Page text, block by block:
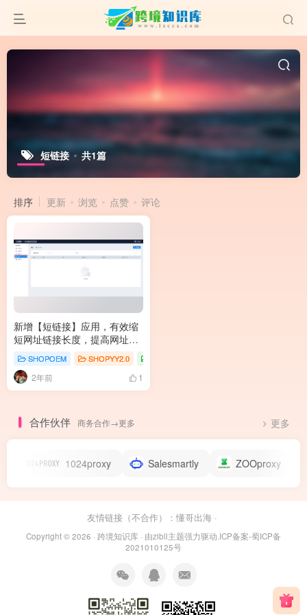
短链接 共1篇
排序 更新 浏览 点赞 评论
新增【短链接】应用，有效缩
短网址链接长度，提高网址识
别度SHOPOEM SHOPYY2.0
2年前 1
合作伙伴 商务合作→更多 更多
1024proxy Salesmartly ZOOproxy
友情链接（不合作）： 懂哥出海 ·
Copyright © 2026 · 跨境知识库 · 由zibll主题强力驱动.ICP备案-蜀ICP备
2021010125号